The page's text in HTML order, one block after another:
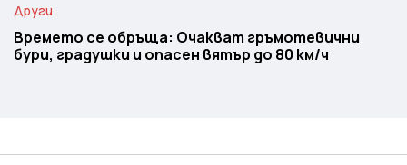
Други
Времето се обръща: Очакват гръмотевични
бури, градушки и опасен вятър до 80 км/ч